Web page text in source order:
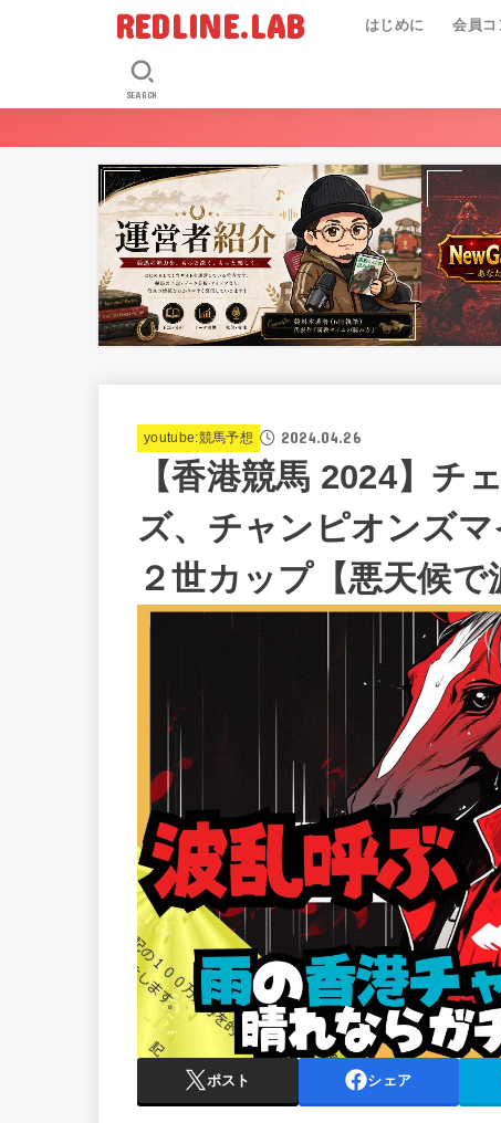
REDLINE.LAB はじめに 会員コ
SEARCH
youtube:競馬予想 2024.04.26
【香港競馬 2024】チ
ズ、チャンピオンズ
２世カップ【悪天候で
ポスト シェア